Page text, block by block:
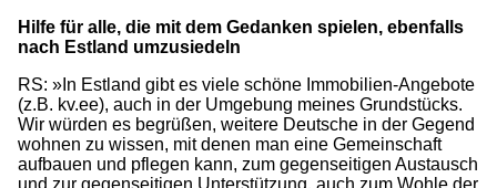
Hilfe für alle, die mit dem Gedanken spielen, ebenfalls
nach Estland umzusiedeln
RS: »In Estland gibt es viele schöne Immobilien-Angebote
(z.B. kv.ee), auch in der Umgebung meines Grundstücks.
Wir würden es begrüßen, weitere Deutsche in der Gegend
wohnen zu wissen, mit denen man eine Gemeinschaft
aufbauen und pflegen kann, zum gegenseitigen Austausch
und zur gegenseitigen Unterstützung, auch zum Wohle der